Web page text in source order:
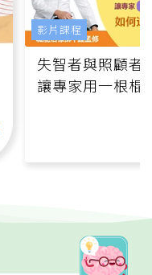
失智者與照顧者
讓專家用一根棍
影片課程